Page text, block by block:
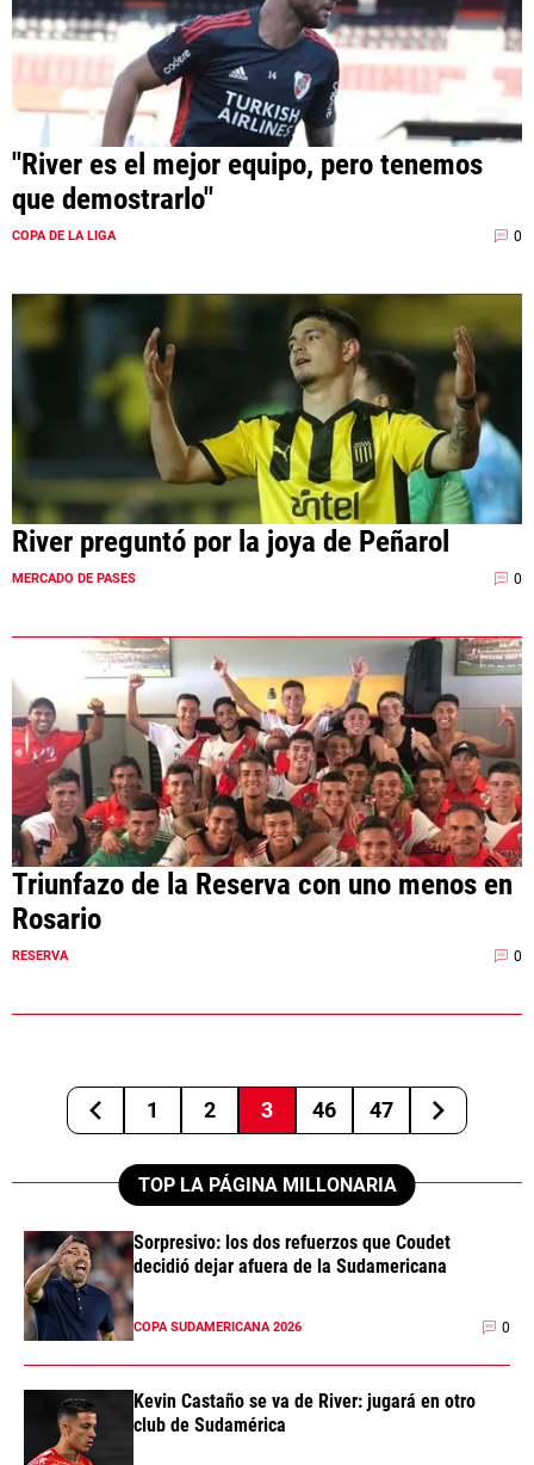
"River es el mejor equipo, pero tenemos
que demostrarlo"
COPA DE LA LIGA 0
River preguntó por la joya de Peñarol
MERCADO DE PASES 0
Triunfazo de la Reserva con uno menos en
Rosario
RESERVA 0
1 2 3 46 47
TOP LA PÁGINA MILLONARIA
Sorpresivo: los dos refuerzos que Coudet
decidió dejar afuera de la Sudamericana
COPA SUDAMERICANA 2026 0
Kevin Castaño se va de River: jugará en otro
club de Sudamérica